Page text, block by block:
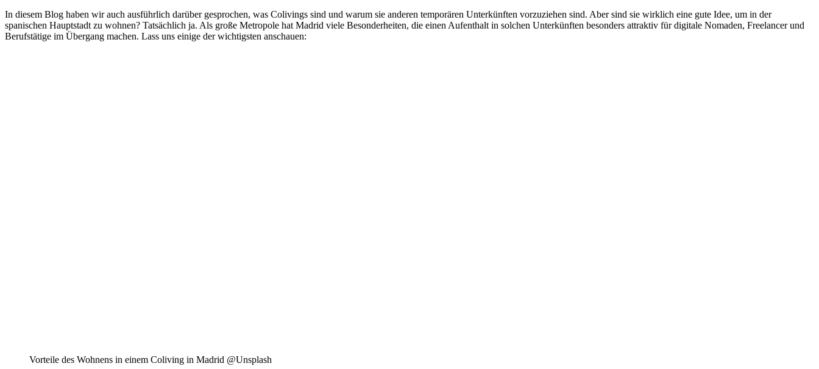
In diesem Blog haben wir auch ausführlich darüber gesprochen, was Colivings sind und warum sie anderen temporären Unterkünften vorzuziehen sind. Aber sind sie wirklich eine gute Idee, um in der
spanischen Hauptstadt zu wohnen? Tatsächlich ja. Als große Metropole hat Madrid viele Besonderheiten, die einen Aufenthalt in solchen Unterkünften besonders attraktiv für digitale Nomaden, Freelancer und
Berufstätige im Übergang machen. Lass uns einige der wichtigsten anschauen:
Vorteile des Wohnens in einem Coliving in Madrid @Unsplash